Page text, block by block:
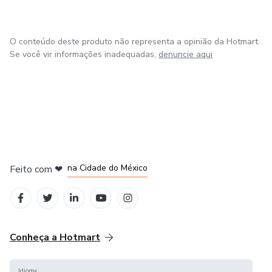
O conteúdo deste produto não representa a opinião da Hotmart.
Se você vir informações inadequadas, denuncie aqui
Feito com ❤ na Cidade do México
Conheça a Hotmart